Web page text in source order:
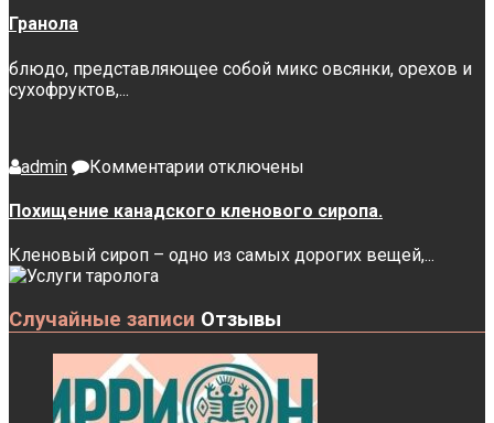
Гранола
блюдо, представляющее собой микс овсянки, орехов и
сухофруктов,...
admin Комментариик
Похищение
кленового
отключены
Похищение канадского кленового сиропа.
Кленовый сироп – одно из самых дорогих вещей,...
Случайные записи Отзывы